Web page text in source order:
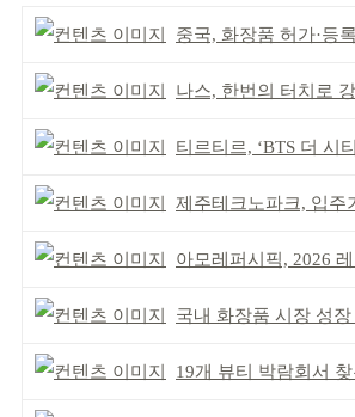
중국, 화장품 허가·등록 대수
나스, 한번의 터치로
티르티르, ‘BTS 더 시티
제주테크노파크, 입주
아모레퍼시픽, 2026 레드닷
국내 화장품 시장 성장 지속 …
19개 뷰티 박람회서 찾은